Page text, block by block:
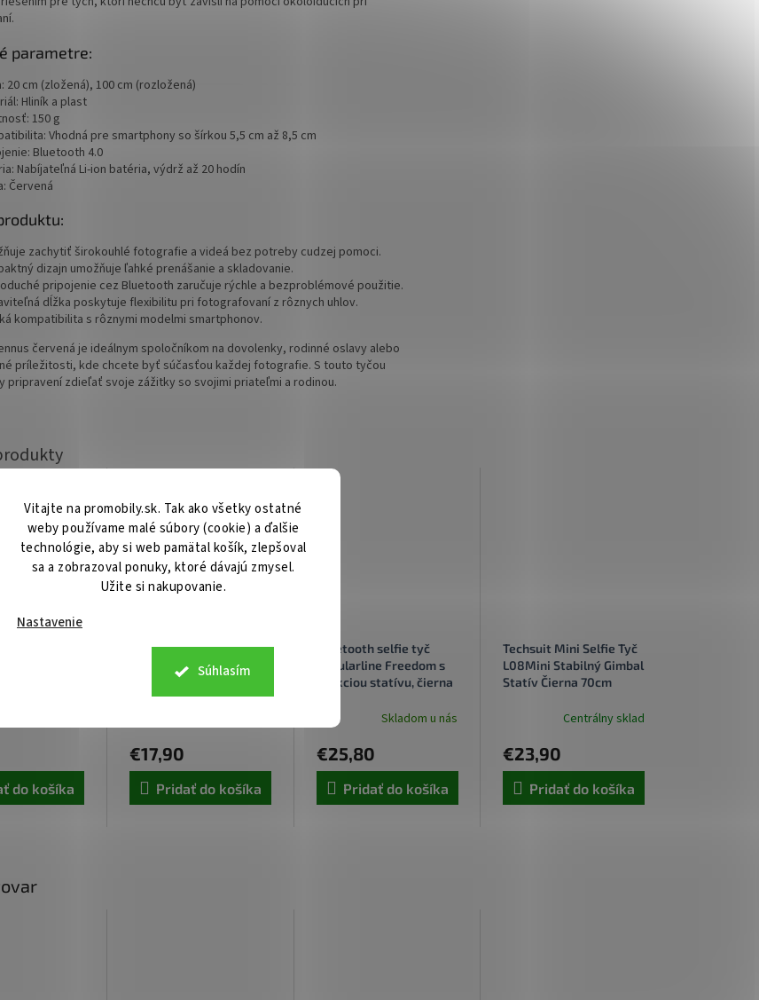
Vitajte na promobily.sk. Tak ako všetky ostatné
weby používame malé súbory (cookie) a ďalšie
technológie, aby si web pamätal košík, zlepšoval
sa a zobrazoval ponuky, ktoré dávajú zmysel.
Užite si nakupovanie.
Nastavenie
Súhlasím
parametre:
20 cm (zložená), 100 cm (rozložená)
Hliník a plast
150 g
Vhodná pre smartphony so šírkou 5,5 cm až 8,5 cm
Bluetooth 4.0
Nabíjateľná Li-ion batéria, výdrž až 20 hodín
Červená
zachytiť širokouhlé fotografie a videá bez potreby cudzej pomoci.
dizajn umožňuje ľahké prenášanie a skladovanie.
pripojenie cez Bluetooth zaručuje rýchle a bezproblémové použitie.
dĺžka poskytuje flexibilitu pri fotografovaní z rôznych uhlov.
kompatibilita s rôznymi modelmi smartphonov.
červená je ideálnym spoločníkom na dovolenky, rodinné oslavy alebo
príležitosti, kde chcete byť súčasťou každej fotografie. S touto tyčou
pripravení zdieľať svoje zážitky so svojimi priateľmi a rodinou.
Selfie tyč
100cm
do košíka
SelfiePod OBAL:ME Glow
€17,90
Pridať do košíka
Bluetooth selfie tyč
Cellularline Freedom s
funkciou statívu, čierna
Skladom u nás
€25,80
Pridať do košíka
Techsuit Mini Selfie Tyč
L08Mini Stabilný Gimbal
Statív Čierna 70cm
Centrálny sklad
€23,90
Pridať do košíka